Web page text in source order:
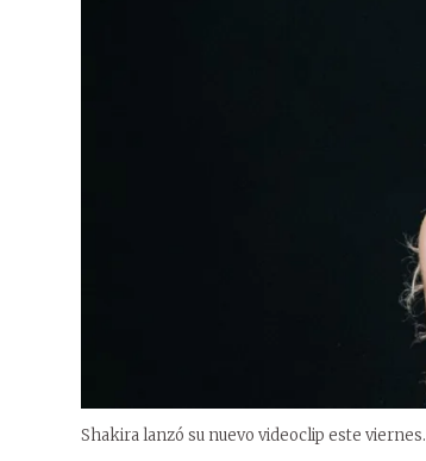
Shakira lanzó su nuevo videoclip este viernes.